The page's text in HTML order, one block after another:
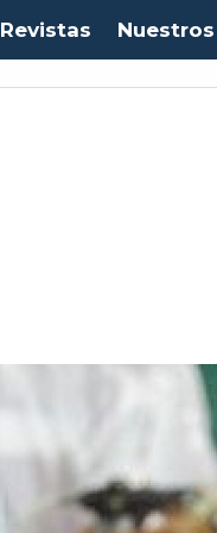
Revistas